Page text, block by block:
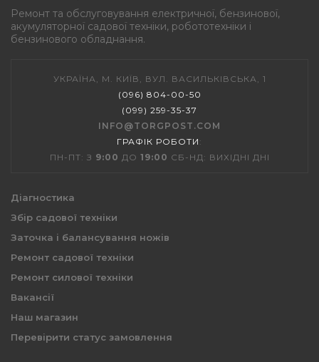
Ремонт та обслуговування електричної, бензинової,
акумуляторної садової техніки, робототехніки і
бензинового обладнання.
УКРАЇНА, М. КИЇВ, ВУЛ. ВАСИЛЬКІВСЬКА, 1
(096) 804-00-50
(099) 259-35-37
INFO@TORGPOST.COM
ГРАФІК РОБОТИ :
ПН-ПТ: З 9:00 ДО 19:00 СБ-НД: ВИХІДНІ ДНІ
Діагностика
Збір садової техніки
Заточка і балансування ножів
Ремонт садової техніки
Ремонт силової техніки
Вакансії
Наш магазин
Перевірити статус замовлення